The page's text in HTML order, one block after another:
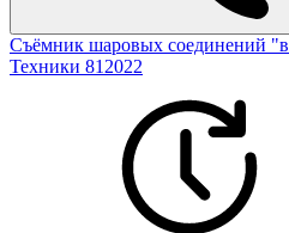
Съёмник шаровых соединений
Техники 812022